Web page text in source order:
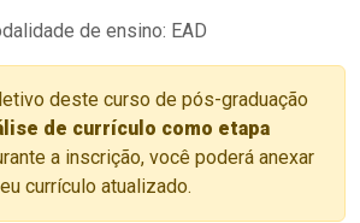
de ensino: EAD
deste curso de pós-graduação
de currículo como etapa
a inscrição, você poderá anexar
currículo atualizado.